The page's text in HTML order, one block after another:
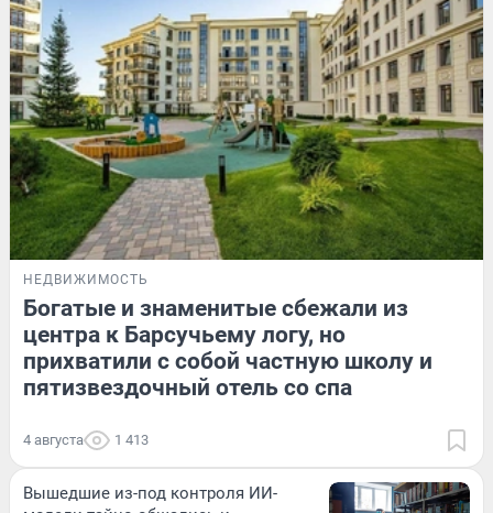
НЕДВИЖИМОСТЬ
Богатые и знаменитые сбежали из
центра к Барсучьему логу, но
прихватили с собой частную школу и
пятизвездочный отель со спа
4 августа 1 413
Вышедшие из-под контроля ИИ-